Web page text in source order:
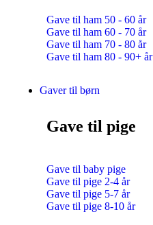
Gave til ham 50 - 60 år
Gave til ham 60 - 70 år
Gave til ham 70 - 80 år
Gave til ham 80 - 90+ år
Gaver til børn
Gave til pige
Gave til baby pige
Gave til pige 2-4 år
Gave til pige 5-7 år
Gave til pige 8-10 år